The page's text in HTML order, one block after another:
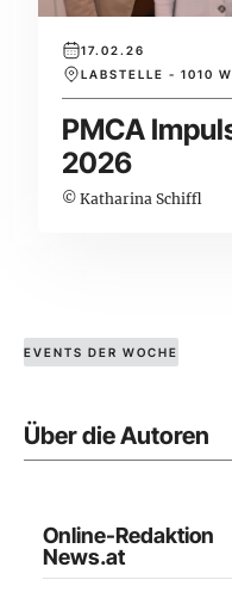
17.02.26
LABSTELLE - 1010
PMCA
2026
© Katharina Schiffl
EVENTS DER WOCHE
Über die Autoren
Online-Redaktion
News.at